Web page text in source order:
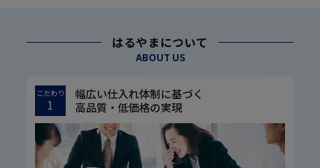
はるやまについて
ABOUT US
こだわり
1
幅広い仕入れ体制に基づく
高品質・低価格の実現